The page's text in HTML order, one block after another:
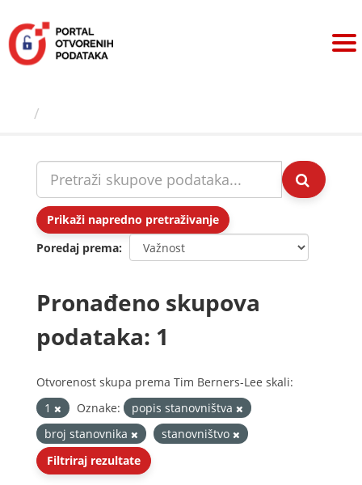
sadržaj
Prikaži napredno pretraživanje
Poredaj prema
Pronađeno skupova
podataka: 1
Otvorenost skupa prema Tim Berners-Lee skali:
1
Oznake:
popis stanovništva
broj stanovnika
stanovništvo
Filtriraj rezultate